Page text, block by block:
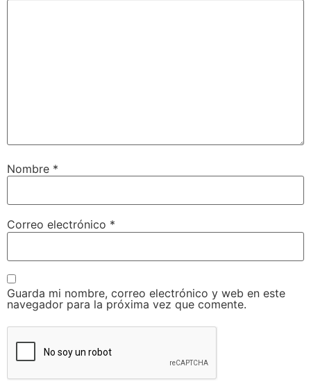
Nombre *
Correo electrónico *
Guarda mi nombre, correo electrónico y web en este
navegador para la próxima vez que comente.